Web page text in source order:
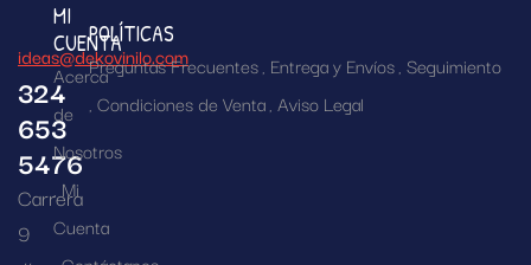
ideas@dekovinilo.com
324
653
5476
Carrera
9
MI
CUENTA
Acerca
de
Nosotros
Mi
Cuenta
POLÍTICAS
Preguntas Frecuentes Entrega y Envíos Seguimiento
Condiciones de Venta Aviso Legal